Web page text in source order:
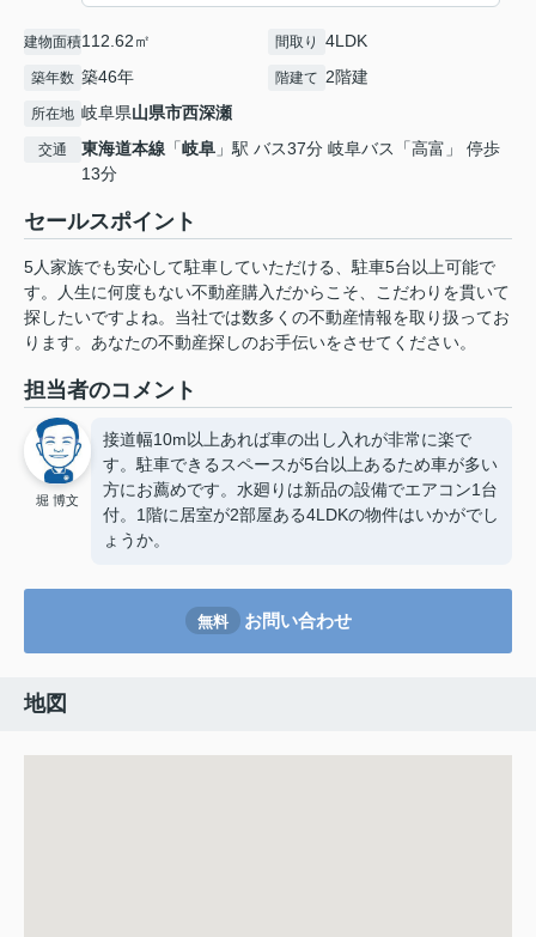
建物面積112.62㎡ 間取り 4LDK
築年数 築46年 階建て 2階建
所在地 岐阜県山県市西深瀬
交通 東海道本線 「岐阜 」駅 バス37分 岐阜バス「高富」 停歩
13分
セールスポイント
5人家族でも安心して駐車していただける、駐車5台以上可能で
す。人生に何度もない不動産購入だからこそ、こだわりを貫いて
探したいですよね。当社では数多くの不動産情報を取り扱ってお
ります。あなたの不動産探しのお手伝いをさせてください。
担当者のコメント
堀 博文
接道幅10m以上あれば車の出し入れが非常に楽で
す。駐車できるスペースが5台以上あるため車が多い
方にお薦めです。水廻りは新品の設備でエアコン1台
付。1階に居室が2部屋ある4LDKの物件はいかがでし
ょうか。
無料 お問い合わせ
地図